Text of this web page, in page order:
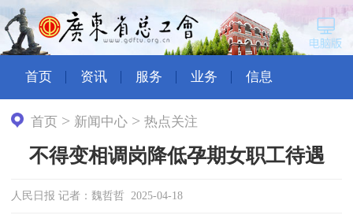
首页 资讯 服务 业务 信息
首页 > 新闻中心 >热点关注
不得变相调岗降低孕期女职工待遇
人民日报 记者：魏哲哲 2025-04-18